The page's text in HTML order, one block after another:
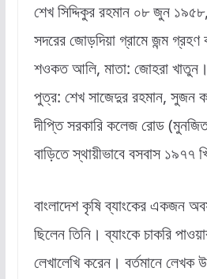
শেখ সিদ্দিকুর রহমান ০৮ জুন ১৯৫৮,
সদরের জোড়দিয়া গ্রামে জন্ম
শওকত আলি, মাতা: জোহরা খাতুন।
পুত্র: শেখ সাজেদুর রহমান, সুজন
দীপ্তি সরকারি কলেজ রোড
বাড়িতে স্থায়ীভাবে বসবাস ১৯৭৭
বাংলাদেশ কৃষি ব্যাংকের একজন
ছিলেন তিনি। ব্যাংকে চাকরি
লেখালেখি করেন। বর্তমানে লেখক